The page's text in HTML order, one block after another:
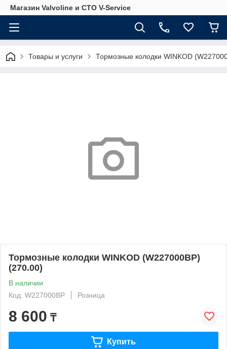
Магазин Valvoline и СТО V-Service
Товары и услуги Тормозные колодки WINKOD
Тормозные колодки WINKOD (W227000BP)
(270.00)
В наличии
Код: W227000BP
Розница
8 600 ₸
Купить